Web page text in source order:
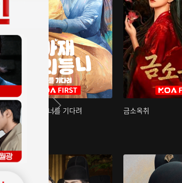
아재저리등니 : 너를 기다려 금소옥취